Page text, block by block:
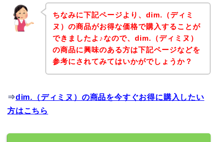
ちなみに下記ページより、dim.（ディミ
ヌ）の商品がお得な価格で購入することが
できましたよ♪なので、dim.（ディミヌ）
の商品に興味のある方は下記ページなどを
参考にされてみてはいかがでしょうか？
⇒dim.（ディミヌ）の商品を今すぐお得に購入したい
方はこちら